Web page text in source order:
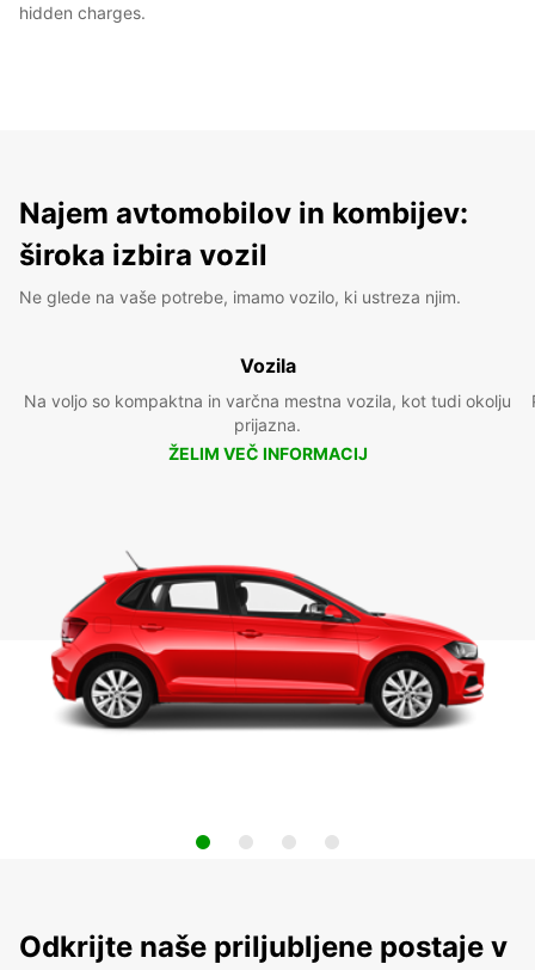
hidden charges.
Najem avtomobilov in kombijev:
široka izbira vozil
Ne glede na vaše potrebe, imamo vozilo, ki ustreza njim.
Vozila
Na voljo so kompaktna in varčna mestna vozila, kot tudi okolju
prijazna.
ŽELIM VEČ INFORMACIJ
Odkrijte naše priljubljene postaje v